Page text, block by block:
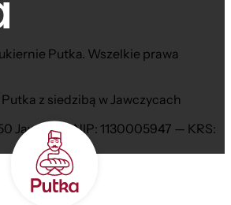
Putka. Wszelkie prawa
z siedzibą w Jawczycach
Jawczyce NIP: 1130005947 — KRS: